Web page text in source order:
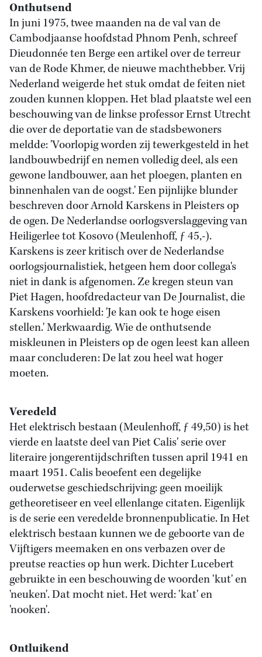
Onthutsend
In juni 1975, twee maanden na de val van de
Cambodjaanse hoofdstad Phnom Penh, schreef
Dieudonnée ten Berge een artikel over de terreur
van de Rode Khmer, de nieuwe machthebber. Vrij
Nederland weigerde het stuk omdat de feiten niet
zouden kunnen kloppen. Het blad plaatste wel een
beschouwing van de linkse professor Ernst Utrecht
die over de deportatie van de stadsbewoners
meldde: 'Voorlopig worden zij tewerkgesteld in het
landbouwbedrijf en nemen volledig deel, als een
gewone landbouwer, aan het ploegen, planten en
binnenhalen van de oogst.' Een pijnlijke blunder
beschreven door Arnold Karskens in Pleisters op
de ogen. De Nederlandse oorlogsverslaggeving van
Heiligerlee tot Kosovo (Meulenhoff, ƒ 45,-).
Karskens is zeer kritisch over de Nederlandse
oorlogsjournalistiek, hetgeen hem door collega's
niet in dank is afgenomen. Ze kregen steun van
Piet Hagen, hoofdredacteur van De Journalist, die
Karskens voorhield: 'Je kan ook te hoge eisen
stellen.' Merkwaardig. Wie de onthutsende
miskleunen in Pleisters op de ogen leest kan alleen
maar concluderen: De lat zou heel wat hoger
moeten.
Veredeld
Het elektrisch bestaan (Meulenhoff, ƒ 49,50) is het
vierde en laatste deel van Piet Calis' serie over
literaire jongerentijdschriften tussen april 1941 en
maart 1951. Calis beoefent een degelijke
ouderwetse geschiedschrijving: geen moeilijk
getheoretiseer en veel ellenlange citaten. Eigenlijk
is de serie een veredelde bronnenpublicatie. In Het
elektrisch bestaan kunnen we de geboorte van de
Vijftigers meemaken en ons verbazen over de
preutse reacties op hun werk. Dichter Lucebert
gebruikte in een beschouwing de woorden 'kut' en
'neuken'. Dat mocht niet. Het werd: 'kat' en
'nooken'.
Ontluikend